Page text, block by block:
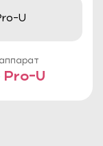
Pro-U